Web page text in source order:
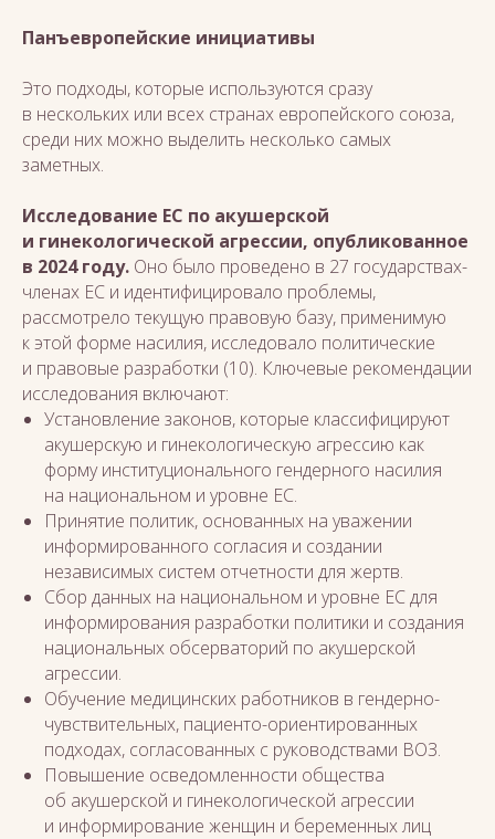
Панъевропейские инициативы
Это подходы, которые используются сразу
в нескольких или всех странах европейского союза,
среди них можно выделить несколько самых
заметных.
Исследование ЕС по акушерской
и гинекологической агрессии, опубликованное
в 2024 году. Оно было проведено в 27 государствах-
членах ЕС и идентифицировало проблемы,
рассмотрело текущую правовую базу, применимую
к этой форме насилия, исследовало политические
и правовые разработки (10). Ключевые рекомендации
исследования включают:
Установление законов, которые классифицируют
акушерскую и гинекологическую агрессию как
форму институционального гендерного насилия
на национальном и уровне ЕС.
Принятие политик, основанных на уважении
информированного согласия и создании
независимых систем отчетности для жертв.
Сбор данных на национальном и уровне ЕС для
информирования разработки политики и создания
национальных обсерваторий по акушерской
агрессии.
Обучение медицинских работников в гендерно-
чувствительных, пациенто-ориентированных
подходах, согласованных с руководствами ВОЗ.
Повышение осведомленности общества
об акушерской и гинекологической агрессии
и информирование женщин и беременных лиц